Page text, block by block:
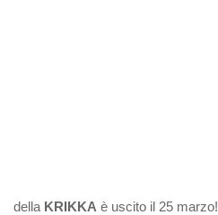
della KRIKKA è uscito il 25 marzo!